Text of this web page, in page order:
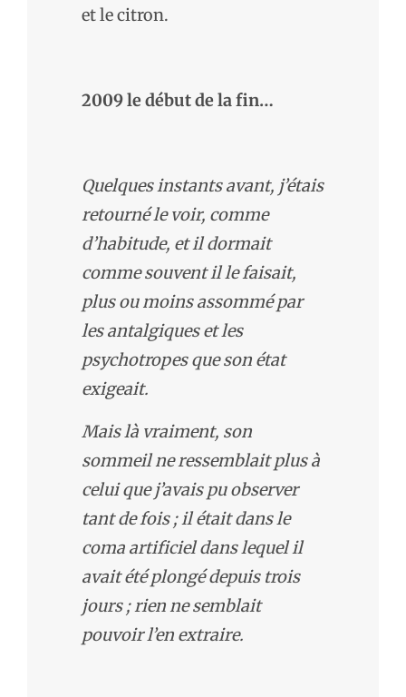
et le citron.
2009 le début de la fin…
Quelques instants avant, j’étais
retourné le voir, comme
d’habitude, et il dormait
comme souvent il le faisait,
plus ou moins assommé par
les antalgiques et les
psychotropes que son état
exigeait.
Mais là vraiment, son
sommeil ne ressemblait plus à
celui que j’avais pu observer
tant de fois ; il était dans le
coma artificiel dans lequel il
avait été plongé depuis trois
jours ; rien ne semblait
pouvoir l’en extraire.